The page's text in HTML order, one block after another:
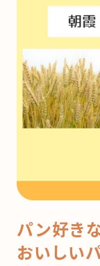
パン好き
おいしい